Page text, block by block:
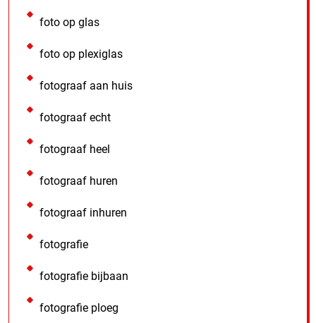
foto op glas
foto op plexiglas
fotograaf aan huis
fotograaf echt
fotograaf heel
fotograaf huren
fotograaf inhuren
fotografie
fotografie bijbaan
fotografie ploeg